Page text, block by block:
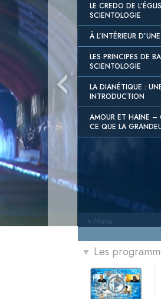
LE CREDO DE
SCIENTOLOGIE
À L’INTÉRIEUR
LES PRINCIPES DE
SCIENTOLOGIE
LA DIANÉTIQUE :
INTRODUCTION
AMOUR ET HAINE –
CE QUE LA
» Menu
▼ Les